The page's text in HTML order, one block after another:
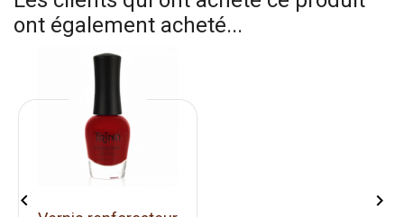
ont également acheté...
 